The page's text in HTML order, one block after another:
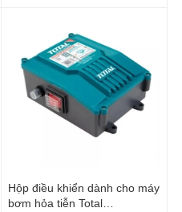
Hộp điều khiển dành cho máy
bơm hỏa tiễn Total